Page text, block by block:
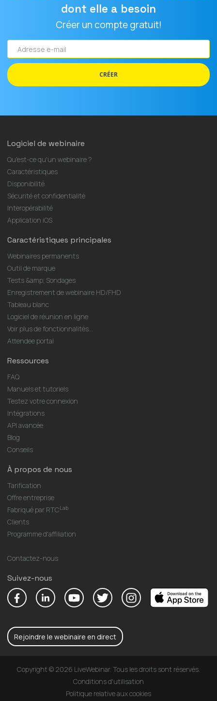
dont elle a besoin
Créer un compte gratuit!
Adresse
e-
mail
CRÉER
Logiciel de webinaire
Qu'est-ce qu'un webinaire ?
Caractéristiques
Disponibilité
Sécurité et confidentialité
Interopérabilité
Application iOS
Caractéristiques principales
Webinaires permanents
Outil de marque
Tests &amp; Sondages
Enregistrement de webinaire HD/FHD
Tableau blanc
Logiciel de réunion en ligne
Voir plus de fonctionnalités...
Attendee portal
Ressources
FAQ
Manuels et tutoriels
Testez votre connexion
Intégrations
API avancée
Blog
Conseils
À propos de nous
Tarification
Offre entreprise
Fabriqué par RTCLab
Clients
Programme d'affiliation
Contactez-nous
Suivez-nous
Rejoindre le webinaire en direct
Copyright © 2026 LiveWebinar. Tous les droits sont réservés.
Conditions d'utilisation
Politique relative aux cookies